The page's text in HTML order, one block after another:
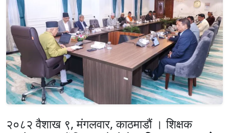
२०८२ वैशाख ९, मंगलवार, काठमाडौं । शिक्षक